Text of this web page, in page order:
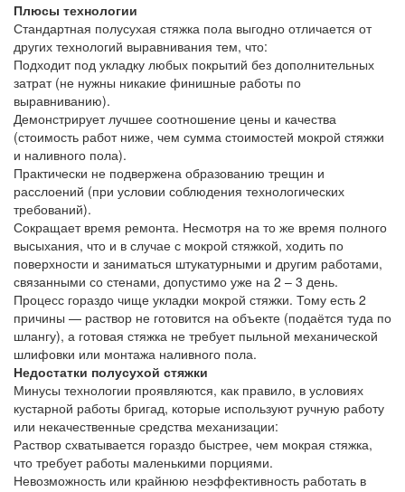
Плюсы технологии
Стандартная полусухая стяжка пола выгодно отличается от
других технологий выравнивания тем, что:
Подходит под укладку любых покрытий без дополнительных
затрат (не нужны никакие финишные работы по
выравниванию).
Демонстрирует лучшее соотношение цены и качества
(стоимость работ ниже, чем сумма стоимостей мокрой стяжки
и наливного пола).
Практически не подвержена образованию трещин и
расслоений (при условии соблюдения технологических
требований).
Сокращает время ремонта. Несмотря на то же время полного
высыхания, что и в случае с мокрой стяжкой, ходить по
поверхности и заниматься штукатурными и другим работами,
связанными со стенами, допустимо уже на 2 – 3 день.
Процесс гораздо чище укладки мокрой стяжки. Тому есть 2
причины — раствор не готовится на объекте (подаётся туда по
шлангу), а готовая стяжка не требует пыльной механической
шлифовки или монтажа наливного пола.
Недостатки полусухой стяжки
Минусы технологии проявляются, как правило, в условиях
кустарной работы бригад, которые используют ручную работу
или некачественные средства механизации:
Раствор схватывается гораздо быстрее, чем мокрая стяжка,
что требует работы маленькими порциями.
Невозможность или крайнюю неэффективность работать в